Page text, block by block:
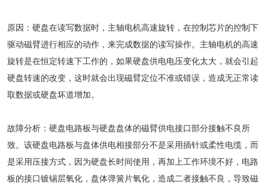
原因：硬盘在读写数据时，主轴电机高速旋转，在控制芯片的控制下
驱动磁臂进行相应的动作，来完成数据的读写操作。主轴电机的高速
旋转是在恒定转速下工作的，如果硬盘供电电压变化太大，就会引起
硬盘转速的改变，这时就会出现磁臂定位不准或错误，造成无正常读
取数据或硬盘坏道增加。
故障分析：硬盘电路板与硬盘盘体的磁臂供电接口部分接触不良所
致。该硬盘电路板与盘体供电相接部分不是采用插针或柔性电缆，而
是采用压接方式，因为硬盘长时间使用，再加上工作环境不好，电路
板的接口镀锡层氧化，盘体弹簧片氧化，造成二者接触不良，导致磁